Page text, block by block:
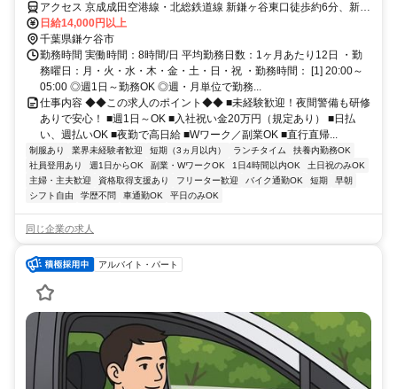
アクセス 京成成田空港線・北総鉄道線 新鎌ヶ谷東口徒歩約6分、新京
成電鉄 初富徒歩約10分、新京成電鉄 北初富徒歩約13分 (面接地/松戸
リクルートセンター)千葉県松戸市本町２５－５ 松戸本町ビル６Ｆ
日給14,000円以上
千葉県鎌ケ谷市
勤務時間 実働時間：8時間/日 平均勤務日数：1ヶ月あたり12日 ・勤
務曜日：月・火・水・木・金・土・日・祝 ・勤務時間： [1] 20:00～
05:00 ◎週1日～勤務OK ◎週・月単位で勤務...
仕事内容 ◆◆この求人のポイント◆◆ ■未経験歓迎！夜間警備も研修
ありで安心！ ■週1日～OK ■入社祝い金20万円（規定あり） ■日払
い、週払いOK ■夜勤で高日給 ■Wワーク／副業OK ■直行直帰...
制服あり 業界未経験者歓迎 短期（3ヵ月以内） ランチタイム
扶養内勤務OK
社員登用あり
週1日からOK 副業・WワークOK 1日4時間以内OK
土日祝のみOK
主婦・主夫歓迎
資格取得支援あり フリーター歓迎 バイク通勤OK 短期
早朝
シフト自由
学歴不問 車通勤OK 平日のみOK
同じ企業の求人
アルバイト・パート